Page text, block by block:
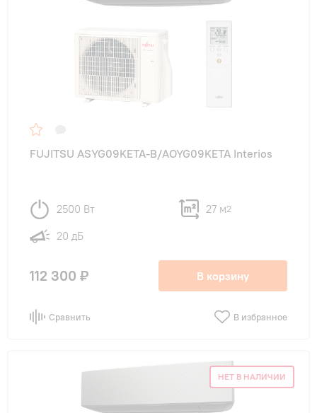
FUJITSU ASYG09KETA-B/AOYG09KETA Interios
2500 Вт 27 м2
20 дБ
112 300 ₽ В корзину
Сравнить В избранное
НЕТ В НАЛИЧИИ